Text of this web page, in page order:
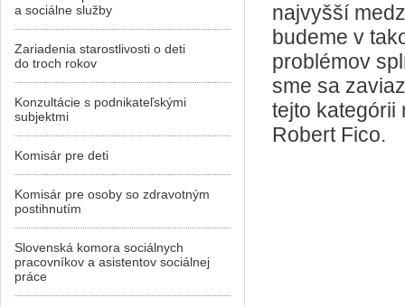
najvyšší
budeme v
problémov
sme sa
tejto kategórii
Robert Fico.
a sociálne služby
Zariadenia starostlivosti o deti
do troch rokov
Konzultácie s podnikateľskými
subjektmi
Komisár pre deti
Komisár pre osoby so zdravotným
postihnutím
Slovenská komora sociálnych
pracovníkov a asistentov sociálnej
práce